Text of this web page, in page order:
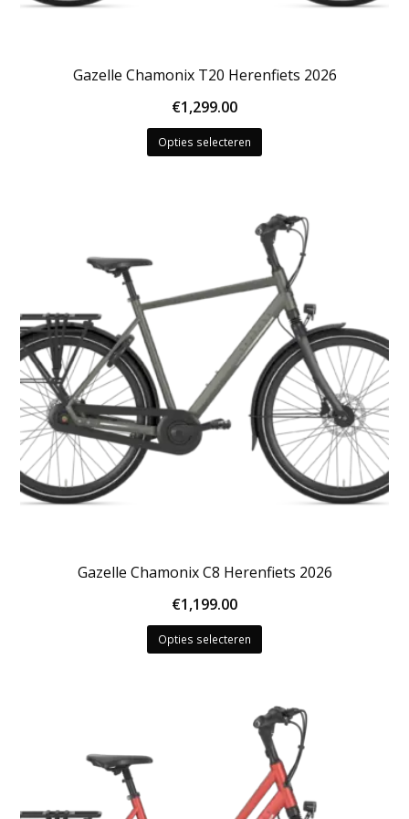
Gazelle Chamonix T20 Herenfiets 2026
€1,299.00
Opties selecteren
Dit
Deze
optie
kan
gekozen
worden
op
de
productpagina
Gazelle Chamonix C8 Herenfiets 2026
€1,199.00
Opties selecteren
Dit
Deze
optie
kan
gekozen
worden